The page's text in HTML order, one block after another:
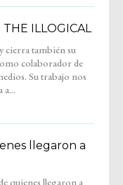
THE ILLOGICAL
a...
llegaron a